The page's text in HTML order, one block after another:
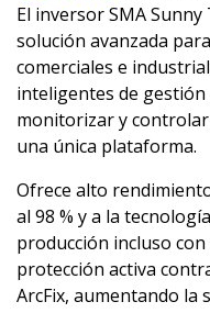
El inversor SMA
solución avanzada
comerciales e
inteligentes de
monitorizar y
una única plataforma.
Ofrece alto
al 98 % y a la
producción incluso
protección activa
ArcFix, aumentando la